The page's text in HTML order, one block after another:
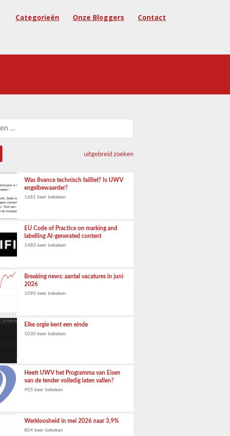
Categorieën Onze Bloggers Contact
uitgebreid zoeken
Was 8vance technisch failliet? Is UWV
engelbewaarder?
1681 keer bekeken
EU Code of Practice on marking and
labelling AI-generated content
1483 keer bekeken
Breaking news: aantal vacatures in juni
2026
1090 keer bekeken
Elke orgie kent een einde
1030 keer bekeken
Heeft UWV het Programma van Eisen
van de tender volledig laten vallen?
905 keer bekeken
Werkloosheid in mei 2026 naar 3,9%
804 keer bekeken